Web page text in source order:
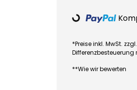
*Preise inkl. MwSt.
**Wie wir bewerten